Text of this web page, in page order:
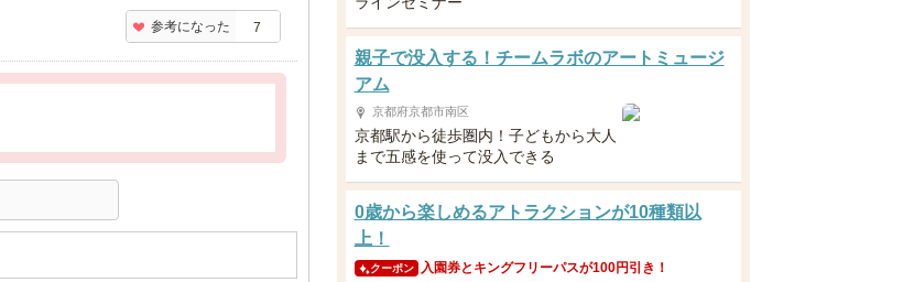
参考になった 7
親子で没入する！チームラボのアートミュージ
アム
京都府京都市南区
京都駅から徒歩圏内！子どもから大人
まで五感を使って没入できる
0歳から楽しめるアトラクションが10種類以
上！
クーポン 入園券とキングフリーパスが100円引き！